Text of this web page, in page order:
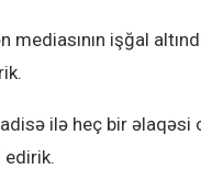
işğal
ilə heç bir əlaqəsi
edirik.